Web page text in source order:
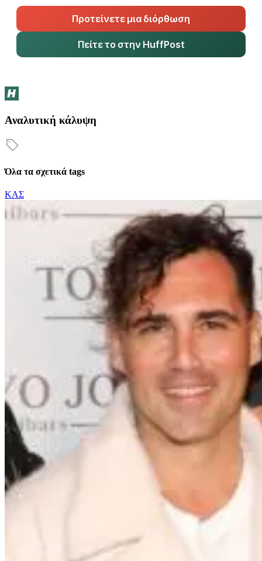
Προτείνετε μια διόρθωση
Πείτε το στην HuffPost
Αναλυτική κάλυψη
Όλα τα σχετικά tags
ΚΑΣ